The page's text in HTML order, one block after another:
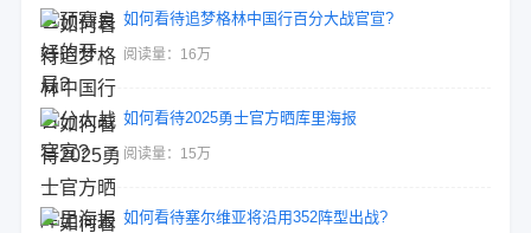
如何看待追梦格林中国行百分大战官宣?
阅读量：16万
如何看待2025勇士官方晒库里海报
阅读量：15万
如何看待塞尔维亚将沿用352阵型出战?